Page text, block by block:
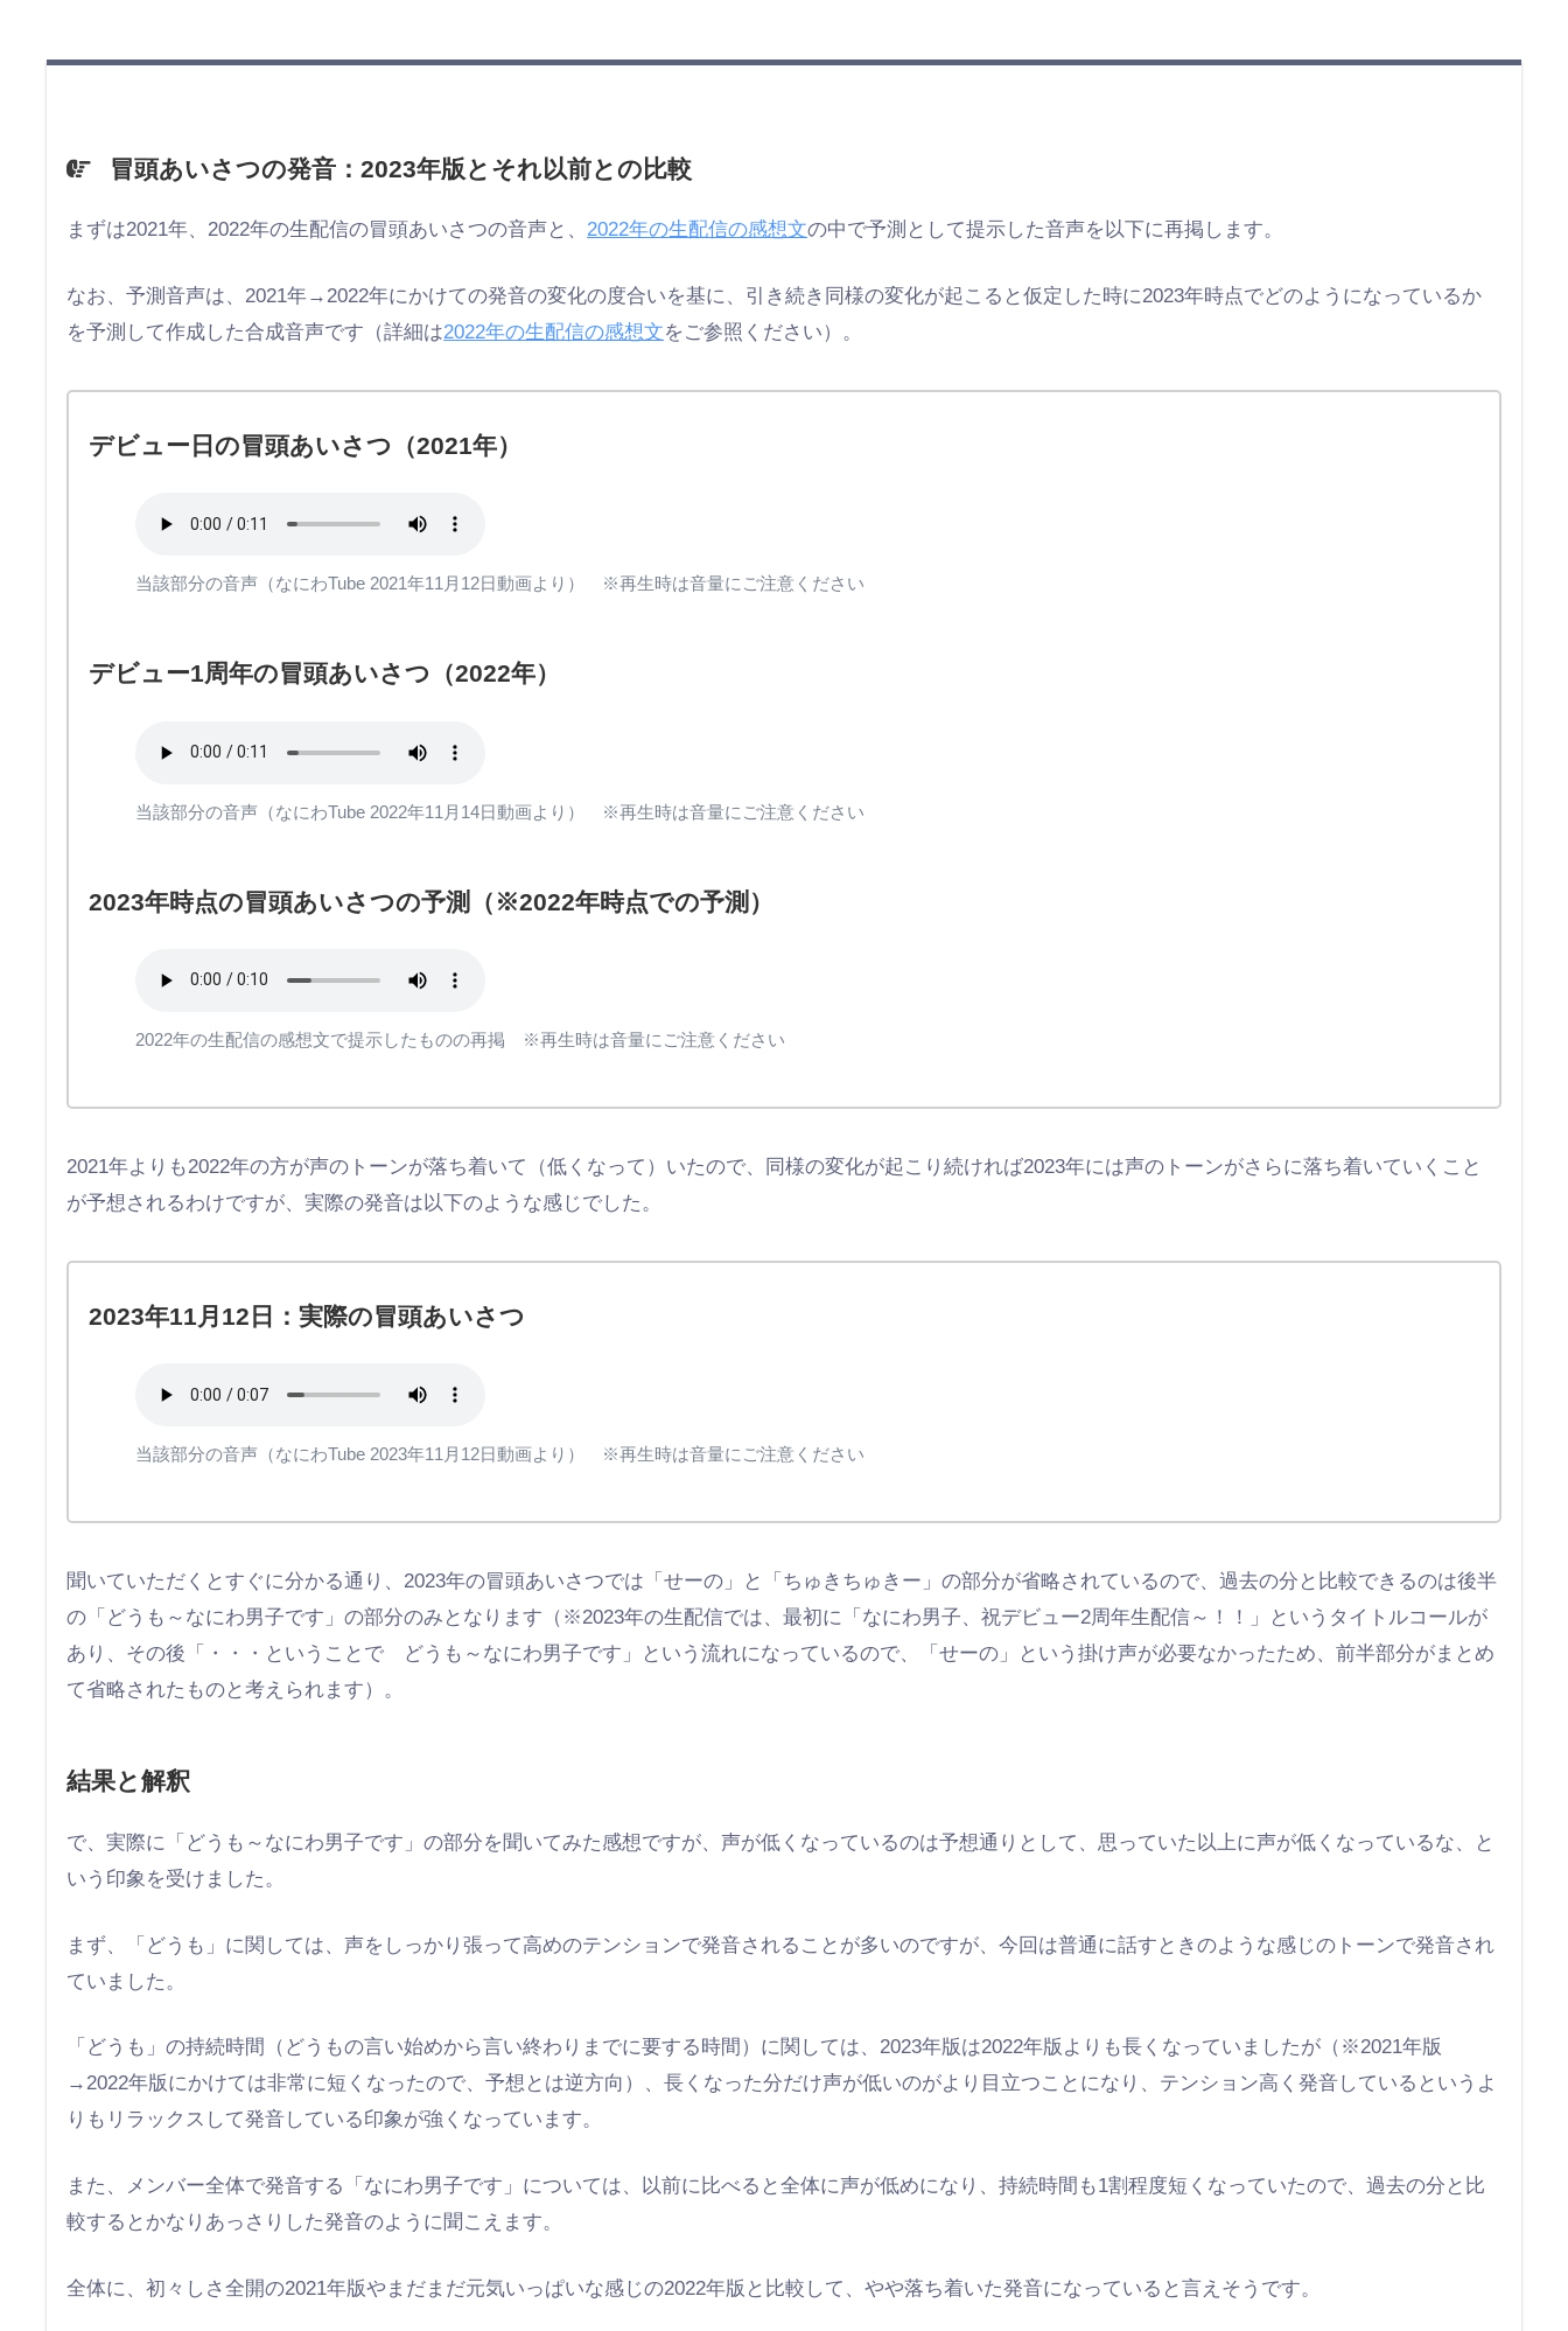
冒頭あいさつの発音：2023年版とそれ以前との比較
まずは2021年、2022年の生配信の冒頭あいさつの音声と、2022年の生配信の感想文の中で予測として提示した音声を以下に再掲します。
なお、予測音声は、2021年→2022年にかけての発音の変化の度合いを基に、引き続き同様の変化が起こると仮定した時に2023年時点でどのようになっているか
を予測して作成した合成音声です（詳細は2022年の生配信の感想文をご参照ください）。
デビュー日の冒頭あいさつ（2021年）
当該部分の音声（なにわTube 2021年11月12日動画より） ※再生時は音量にご注意ください
デビュー1周年の冒頭あいさつ（2022年）
当該部分の音声（なにわTube 2022年11月14日動画より） ※再生時は音量にご注意ください
2023年時点の冒頭あいさつの予測（※2022年時点での予測）
2022年の生配信の感想文で提示したものの再掲 ※再生時は音量にご注意ください
2021年よりも2022年の方が声のトーンが落ち着いて（低くなって）いたので、同様の変化が起こり続ければ2023年には声のトーンがさらに落ち着いていくこと
が予想されるわけですが、実際の発音は以下のような感じでした。
2023年11月12日：実際の冒頭あいさつ
当該部分の音声（なにわTube 2023年11月12日動画より） ※再生時は音量にご注意ください
聞いていただくとすぐに分かる通り、2023年の冒頭あいさつでは「せーの」と「ちゅきちゅきー」の部分が省略されているので、過去の分と比較できるのは後半
の「どうも～なにわ男子です」の部分のみとなります（※2023年の生配信では、最初に「なにわ男子、祝デビュー2周年生配信～！！」というタイトルコールが
あり、その後「・・・ということで どうも～なにわ男子です」という流れになっているので、「せーの」という掛け声が必要なかったため、前半部分がまとめ
て省略されたものと考えられます）。
結果と解釈
で、実際に「どうも～なにわ男子です」の部分を聞いてみた感想ですが、声が低くなっているのは予想通りとして、思っていた以上に声が低くなっているな、と
いう印象を受けました。
まず、「どうも」に関しては、声をしっかり張って高めのテンションで発音されることが多いのですが、今回は普通に話すときのような感じのトーンで発音され
ていました。
「どうも」の持続時間（どうもの言い始めから言い終わりまでに要する時間）に関しては、2023年版は2022年版よりも長くなっていましたが（※2021年版
→2022年版にかけては非常に短くなったので、予想とは逆方向）、長くなった分だけ声が低いのがより目立つことになり、テンション高く発音しているというよ
りもリラックスして発音している印象が強くなっています。
また、メンバー全体で発音する「なにわ男子です」については、以前に比べると全体に声が低めになり、持続時間も1割程度短くなっていたので、過去の分と比
較するとかなりあっさりした発音のように聞こえます。
全体に、初々しさ全開の2021年版やまだまだ元気いっぱいな感じの2022年版と比較して、やや落ち着いた発音になっていると言えそうです。